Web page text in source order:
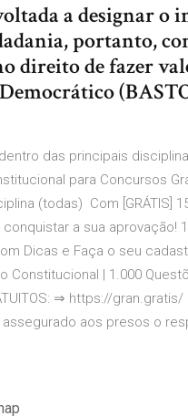
a designar o
portanto,
direito de fazer
das principais
para Concursos
(todas) Com [GRÁTIS]
a sua aprovação!
Dicas e Faça o seu
Constitucional | 1.000
⇒ https://
aos presos o